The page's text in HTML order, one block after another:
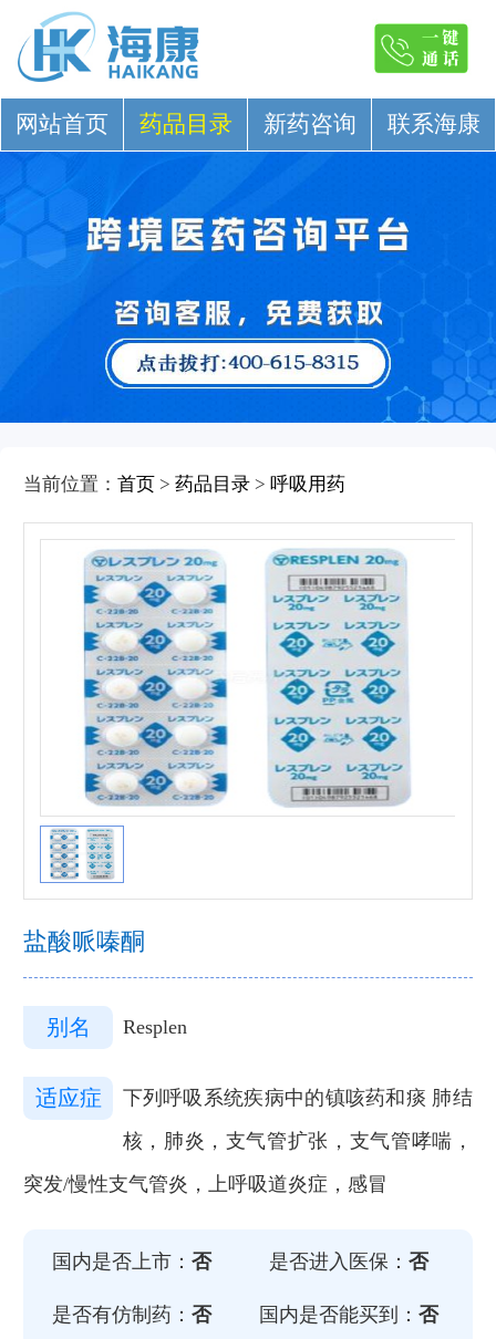
网站首页 药品目录 新药咨询 联系海康
当前位置： 首页 > 药品目录 > 呼吸用药
盐酸哌嗪酮
别名 Resplen
适应症
下列呼吸系统疾病中的镇咳药和痰 肺结
核，肺炎，支气管扩张，支气管哮喘，
突发/慢性支气管炎，上呼吸道炎症，感冒
国内是否上市： 否 是否进入医保： 否
是否有仿制药： 否 国内是否能买到： 否